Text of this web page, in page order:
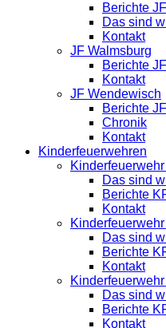
Berichte
Das sind
Kontakt
JF Walmsburg
Berichte
Kontakt
JF Wendewisch
Berichte
Chronik
Kontakt
Kinderfeuerwehren
Das sind
Berichte
Kontakt
Das sind
Berichte
Kontakt
Das sind
Berichte
Kontakt